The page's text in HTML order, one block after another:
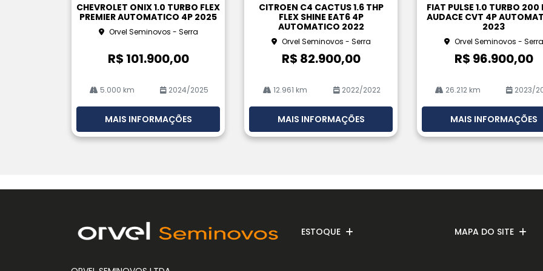
rtil
he
CHEVROLET ONIX 1.0 TURBO FLEX
PREMIER AUTOMATICO 4P 2025
Orvel Seminovos - Serra
R$ 101.900,00
5.000 km 2024/2025
MAIS INFORMAÇÕES
rtil
CITROEN C4 CACTUS 1.6 THP
FLEX SHINE EAT6 4P
AUTOMATICO 2022
Orvel Seminovos - Serra
R$ 82.900,00
12.961 km 2022/2022
MAIS INFORMAÇÕES
rtil
he
FIAT PULSE 1.0 TURBO 200
AUDACE CVT 4P
2023
Orvel Seminovos - Serra
R$ 96.900,00
26.212 km 2023/
MAIS INFORMAÇÕES
ESTOQUE MAPA DO SITE